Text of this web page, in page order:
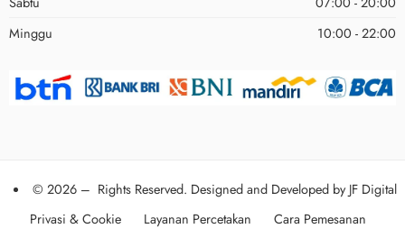
Minggu
10:00 - 22:00
© 2026 – Rights Reserved. Designed and Developed byJF Digital
Privasi & Cookie
Layanan Percetakan Cara Pemesanan